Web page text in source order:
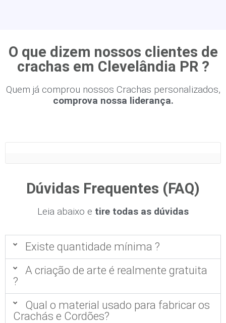
O que dizem nossos clientes de
crachas em Clevelândia PR ?
Quem já comprou nossos Crachas personalizados,
comprova nossa liderança.
Dúvidas Frequentes (FAQ)
Leia abaixo e tire todas as dúvidas
Existe quantidade mínima ?
A criação de arte é realmente gratuita
?
Qual o material usado para fabricar os
Crachás e Cordões?